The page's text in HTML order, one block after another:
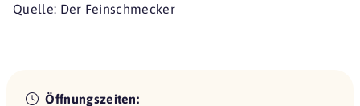
Quelle: Der Feinschmecker
Öffnungszeiten: